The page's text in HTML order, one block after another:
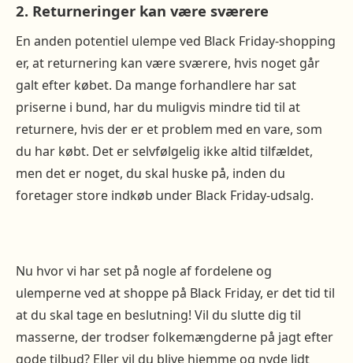
2. Returneringer kan være sværere
En anden potentiel ulempe ved Black Friday-shopping
er, at returnering kan være sværere, hvis noget går
galt efter købet. Da mange forhandlere har sat
priserne i bund, har du muligvis mindre tid til at
returnere, hvis der er et problem med en vare, som
du har købt. Det er selvfølgelig ikke altid tilfældet,
men det er noget, du skal huske på, inden du
foretager store indkøb under Black Friday-udsalg.
Nu hvor vi har set på nogle af fordelene og
ulemperne ved at shoppe på Black Friday, er det tid til
at du skal tage en beslutning! Vil du slutte dig til
masserne, der trodser folkemængderne på jagt efter
gode tilbud? Eller vil du blive hjemme og nyde lidt